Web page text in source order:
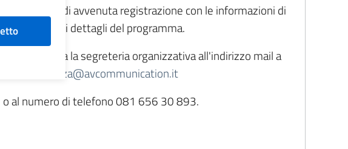
di conferma di avvenuta registrazione con le informazioni di
accesso e i dettagli del programma.
contatta la segreteria organizzativa all'indirizzo mail a
atsbrianza@avcommunication.it
o al numero di telefono 081 656 30 893.